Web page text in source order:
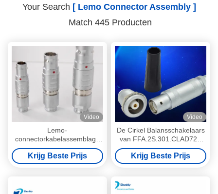
Your Search [ Lemo Connector Assembly ]
Match 445 Producten
Video
Lemo-
connectorkabelassemblage
FGG 0B 1B 2B 3B 4B enkel-
of tweeledig
Krijg Beste Prijs
Video
De Cirkel Balansschakelaars
van FFA.2S.301.CLAD72Z
Lemo/Lemo-Stijlschakelaar
Krijg Beste Prijs